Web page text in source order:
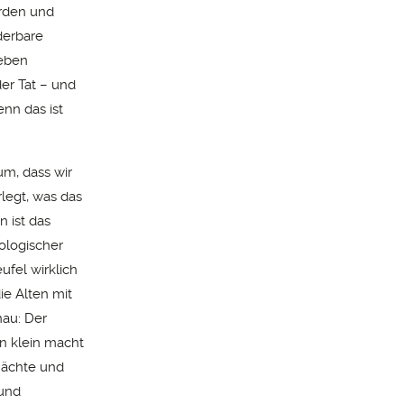
und
Tat – und
das ist
dass wir
was das
ist das
wirklich
Alten mit
Der
klein macht
und